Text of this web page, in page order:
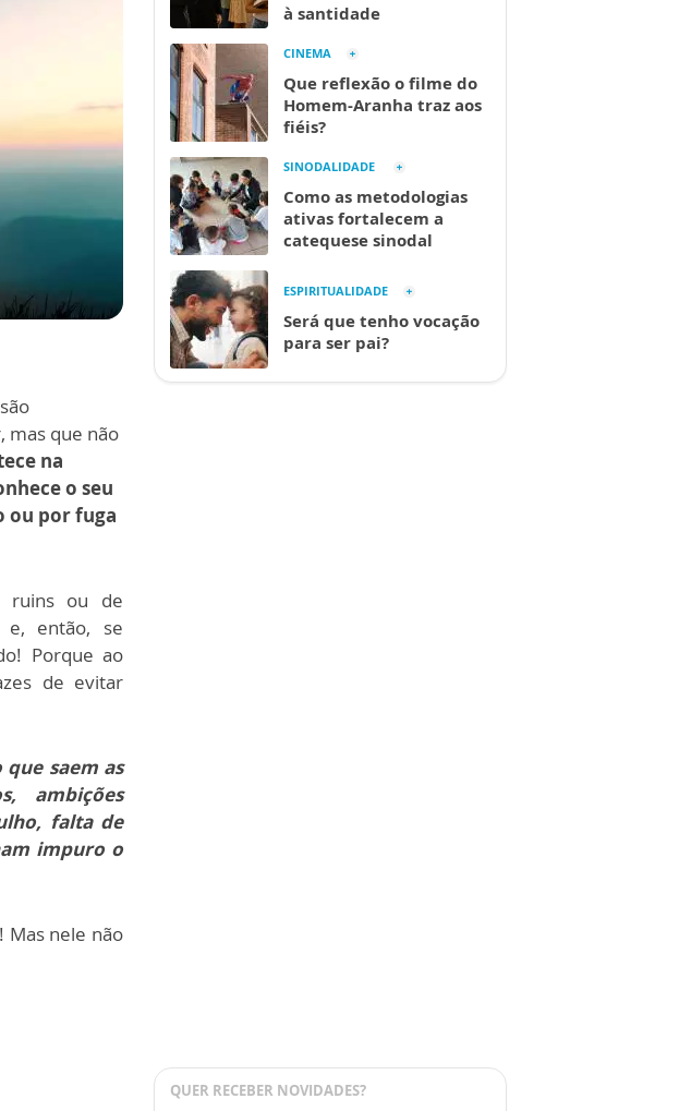
mas que não
na
o seu
ou por fuga
ruins ou de
e, então, se
Porque ao
de evitar
saem as
ambições
falta de
impuro o
Mas nele não
à santidade
CINEMA
Que reflexão o filme do
Homem-Aranha traz aos
fiéis?
SINODALIDADE
Como as metodologias
ativas fortalecem a
catequese sinodal
ESPIRITUALIDADE
Será que tenho vocação
para ser pai?
QUER RECEBER NOVIDADES?